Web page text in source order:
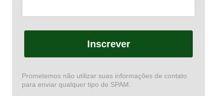
Inscrever
Prometemos não utilizar suas informações de contato
para enviar qualquer tipo de SPAM.